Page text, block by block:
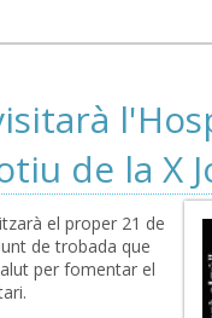
de la X
el proper 21 de
de trobada que
per fomentar el